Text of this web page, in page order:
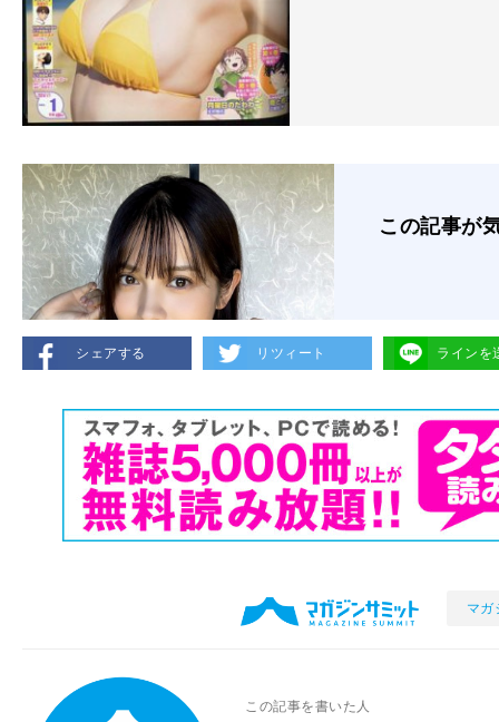
この記事が
シェアする リツィート ラインを
マガ
この記事を書いた人